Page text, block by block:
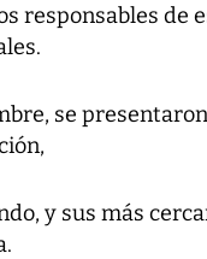
responsables de
se
y sus más